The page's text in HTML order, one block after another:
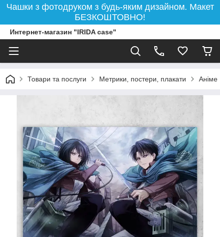
Чашки з фотодруком з будь-яким дизайном. Макет
БЕЗКОШТОВНО!
Интернет-магазин "IRIDA case"
Товари та послуги Метрики, постери, плакати Аніме